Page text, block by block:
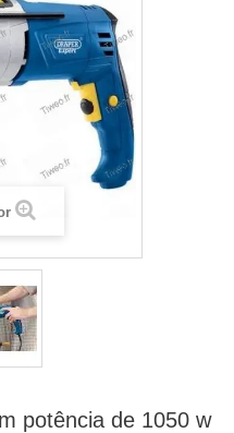
potência de 1050 w